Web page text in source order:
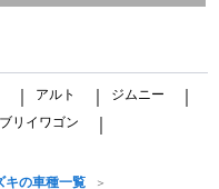
アルト ジムニー
リイワゴン
キの車種一覧